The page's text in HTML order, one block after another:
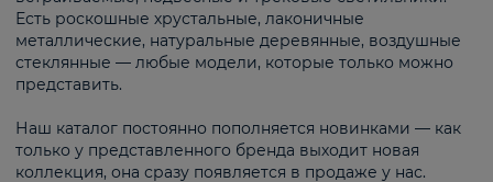
Есть роскошные хрустальные, лаконичные
металлические, натуральные деревянные, воздушные
стеклянные — любые модели, которые только можно
представить.
Наш каталог постоянно пополняется новинками — как
только у представленного бренда выходит новая
коллекция, она сразу появляется в продаже у нас.